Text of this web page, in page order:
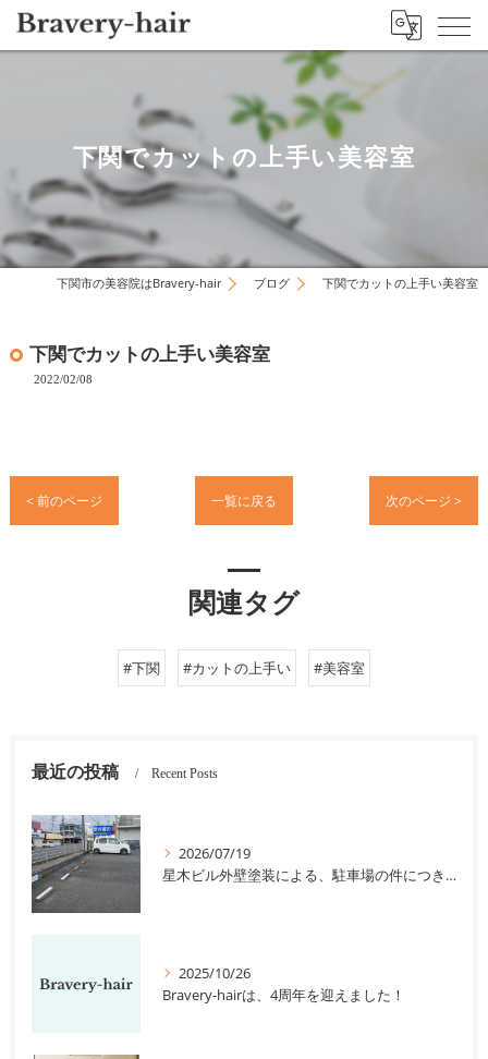
下関でカットの上手い美容室
下関市の美容院はBravery-hair ブログ 下関でカットの上手い美容室
下関でカットの上手い美容室
2022/02/08
< 前のページ 一覧に戻る 次のページ >
関連タグ
#下関 #カットの上手い #美容室
最近の投稿 Recent Posts
2026/07/19
星木ビル外壁塗装による、駐車場の件につきまして。
2025/10/26
Bravery-hairは、4周年を迎えました！